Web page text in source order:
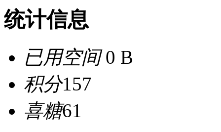
统计信息
已用空间0 B
积分157
喜糖61